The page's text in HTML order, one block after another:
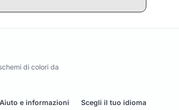
di colori da
Aiuto e informazioni
Scegli il tuo idioma